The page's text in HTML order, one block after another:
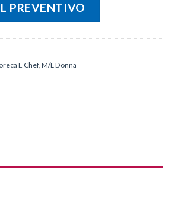
PREVENTIVO
E Chef, M/L Donna